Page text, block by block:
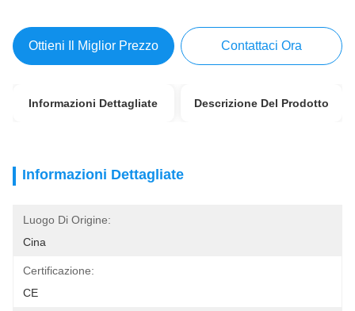
Ottieni Il Miglior Prezzo Contattaci Ora
Informazioni Dettagliate Descrizione Del Prodotto
Informazioni Dettagliate
Luogo Di Origine:
Cina
Certificazione:
CE